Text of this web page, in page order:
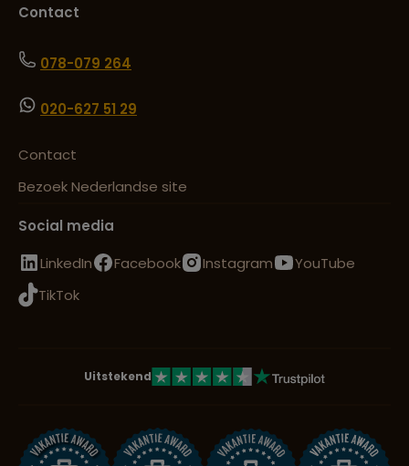
Contact
078-079 264
020-627 51 29
Contact
Bezoek Nederlandse site
Social media
LinkedIn
Facebook Instagram
YouTube
TikTok
Uitstekend